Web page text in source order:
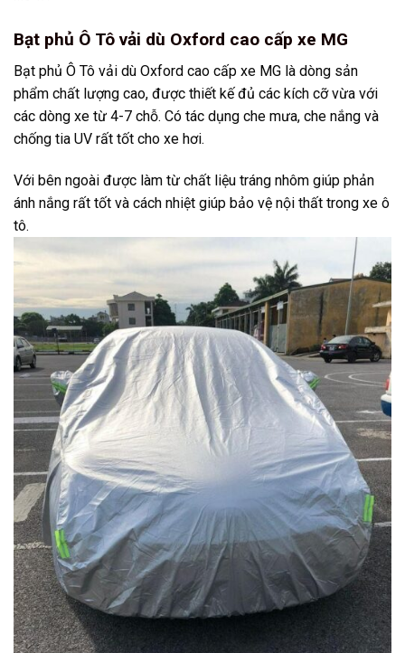
Bạt phủ Ô Tô vải dù Oxford cao cấp xe MG
Bạt phủ Ô Tô vải dù Oxford cao cấp xe MG là dòng sản
phẩm chất lượng cao, được thiết kế đủ các kích cỡ vừa với
các dòng xe từ 4-7 chỗ. Có tác dụng che mưa, che nắng và
chống tia UV rất tốt cho xe hơi.
Với bên ngoài được làm từ chất liệu tráng nhôm giúp phản
ánh nắng rất tốt và cách nhiệt giúp bảo vệ nội thất trong xe ô
tô.